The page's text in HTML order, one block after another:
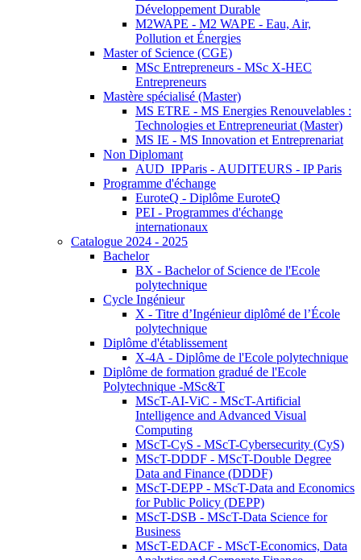
Développement Durable
M2WAPE - M2 WAPE - Eau, Air,
Pollution et Énergies
Master of Science (CGE)
MSc Entrepreneurs - MSc X-HEC
Entrepreneurs
Mastère spécialisé (Master)
MS ETRE - MS Energies Renouvelables :
Technologies et Entrepreneuriat (Master)
MS IE - MS Innovation et Entreprenariat
Non Diplomant
AUD_IPParis - AUDITEURS - IP Paris
Programme d'échange
EuroteQ - Diplôme EuroteQ
PEI - Programmes d'échange
internationaux
Catalogue 2024 - 2025
Bachelor
BX - Bachelor of Science de l'Ecole
polytechnique
Cycle Ingénieur
X - Titre d’Ingénieur diplômé de l’École
polytechnique
Diplôme d'établissement
X-4A - Diplôme de l'Ecole polytechnique
Diplôme de formation gradué de l'Ecole
Polytechnique -MSc&T
MScT-AI-ViC - MScT-Artificial
Intelligence and Advanced Visual
Computing
MScT-CyS - MScT-Cybersecurity (CyS)
MScT-DDDF - MScT-Double Degree
Data and Finance (DDDF)
MScT-DEPP - MScT-Data and Economics
for Public Policy (DEPP)
MScT-DSB - MScT-Data Science for
Business
MScT-EDACF - MScT-Economics, Data